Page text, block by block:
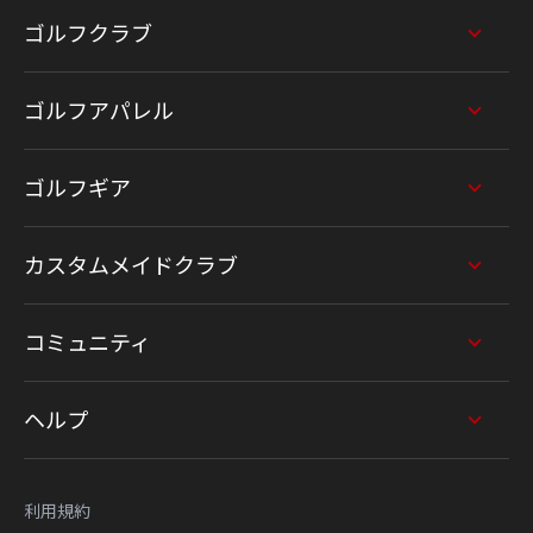
ゴルフクラブ
ゴルフアパレル
ゴルフギア
カスタムメイドクラブ
コミュニティ
ヘルプ
利用規約